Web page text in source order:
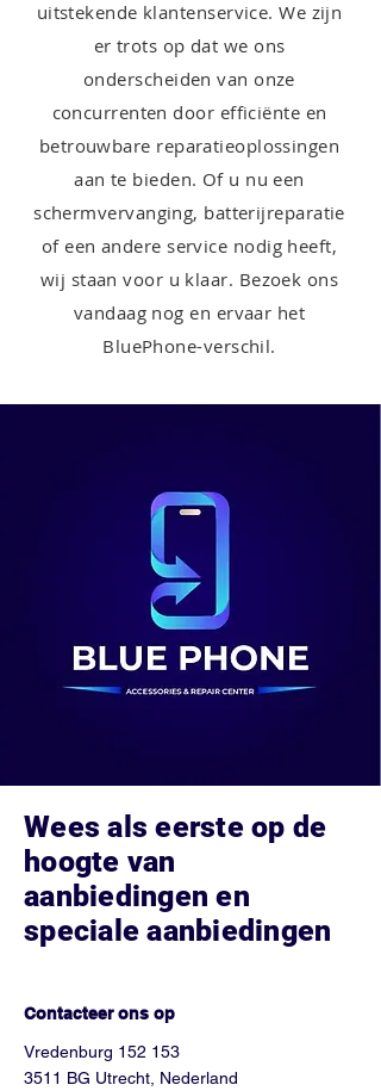
uitstekende klantenservice. We zijn
er trots op dat we ons
onderscheiden van onze
concurrenten door efficiënte en
betrouwbare reparatieoplossingen
aan te bieden. Of u nu een
schermvervanging, batterijreparatie
of een andere service nodig heeft,
wij staan voor u klaar. Bezoek ons
vandaag nog en ervaar het
BluePhone-verschil.
Wees als eerste op de
hoogte van
aanbiedingen en
speciale aanbiedingen
Contacteer ons op
Vredenburg 152 153
3511 BG Utrecht, Nederland